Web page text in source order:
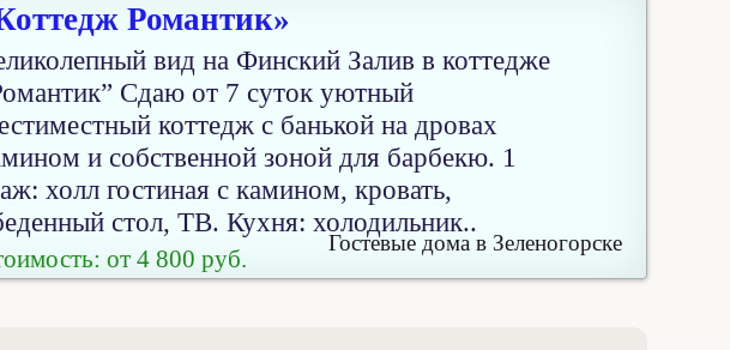
Романтик»
вид на Финский Залив в коттедже
Сдаю от 7 суток уютный
коттедж с банькой на дровах
и собственной зоной для барбекю. 1
холл гостиная с камином, кровать,
стол, ТВ. Кухня: холодильник..
от 4 800 руб.
Гостевые дома в Зеленогорске